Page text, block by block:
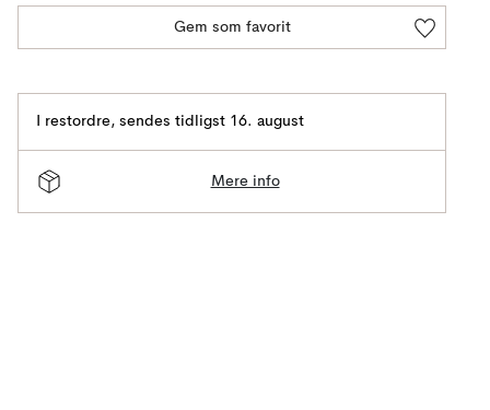
Gem som favorit
I restordre, sendes tidligst 16. august
Mere info